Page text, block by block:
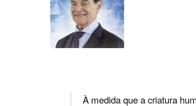
À medida que a criatura